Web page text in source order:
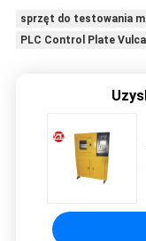
sprzęt do testowania
PLC Control Plate